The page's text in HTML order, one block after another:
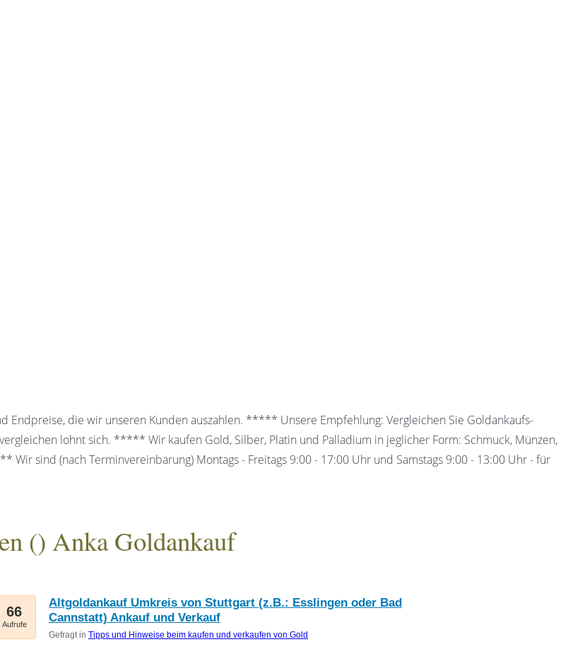
Endpreise, die wir unseren Kunden auszahlen. ***** Unsere Empfehlung: Vergleichen Sie Goldankaufs-
lohnt sich. ***** Wir kaufen Gold, Silber, Platin und Palladium in jeglicher Form: Schmuck, Münzen,
sind (nach Terminvereinbarung) Montags - Freitags 9:00 - 17:00 Uhr und Samstags 9:00 - 13:00 Uhr - für
() Anka Goldankauf
66
Aufrufe
Altgoldankauf Umkreis von Stuttgart (z.B.: Esslingen oder Bad
Cannstatt) Ankauf und Verkauf
Gefragt in Tipps und Hinweise beim kaufen und verkaufen von Gold